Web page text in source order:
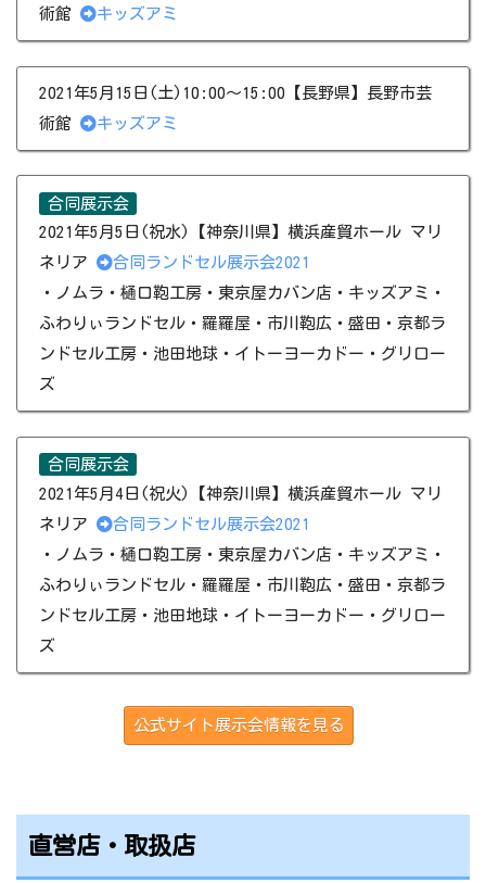
術館 キッズアミ
2021年5月15日(土)10:00～15:00【長野県】長野市芸
術館
キッズアミ
合同展示会
2021年5月5日(祝水)【神奈川県】横浜産貿ホール マリ
ネリア
合同ランドセル展示会2021
・ノムラ・樋口鞄工房・東京屋カバン店・キッズアミ・
ふわりぃランドセル・羅羅屋・市川鞄広・盛田・京都ラ
ンドセル工房・​池田地球​・イトーヨーカドー・グリロー
ズ
合同展示会
2021年5月4日(祝火)【神奈川県】横浜産貿ホール マリ
ネリア
合同ランドセル展示会2021
・ノムラ・樋口鞄工房・東京屋カバン店・キッズアミ・
ふわりぃランドセル・羅羅屋・市川鞄広・盛田・京都ラ
ンドセル工房・​池田地球​・イトーヨーカドー・グリロー
ズ
公式サイト展示会情報を見る
直営店・取扱店